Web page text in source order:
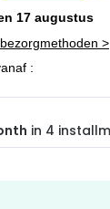
17 augustus
>
: